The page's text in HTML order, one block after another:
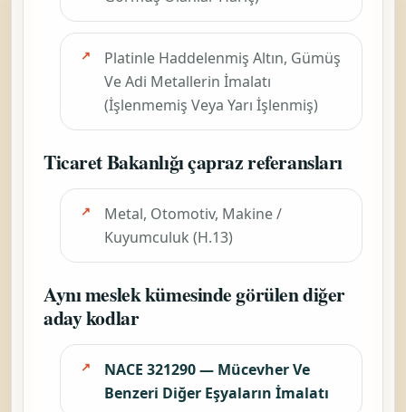
Platinle Haddelenmiş Altın, Gümüş
Ve Adi Metallerin İmalatı
(İşlenmemiş Veya Yarı İşlenmiş)
Ticaret Bakanlığı çapraz referansları
Metal, Otomotiv, Makine /
Kuyumculuk (H.13)
Aynı meslek kümesinde görülen diğer
aday kodlar
NACE 321290 — Mücevher Ve
Benzeri Diğer Eşyaların İmalatı